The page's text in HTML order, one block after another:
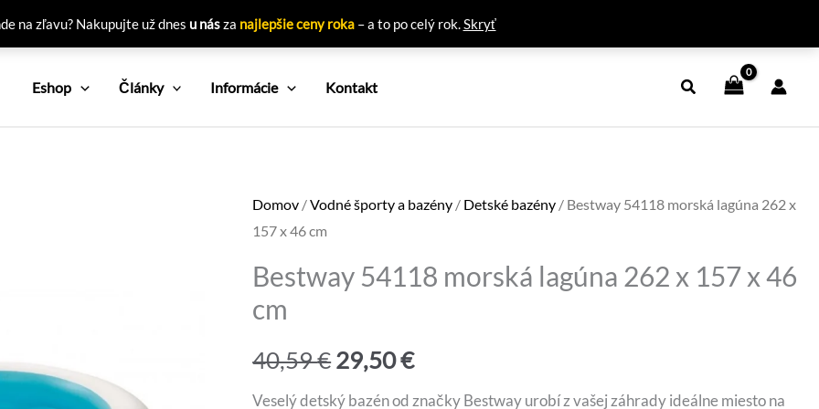
na zľavu? Nakupujte už dnes u násza najlepšie ceny roka– a to po celý rok.Skryť
Eshop Články Informácie Kontakt
Domov /Vodné športy a bazény / Detské bazény / Bestway 54118 morská lagúna 262 x
157 x 46 cm
Bestway 54118 morská lagúna 262 x 157 x 46
cm
40,59€Pôvodná
cena
29,50€Aktuálna
cena
Veselý detský bazén od značky Bestway urobí z vašej záhrady ideálne miesto na